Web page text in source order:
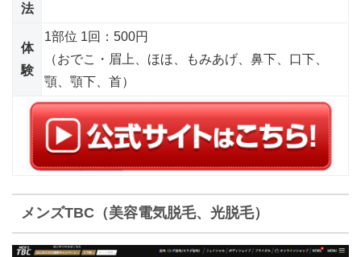
法
体
験
1部位 1回：500円
（おでこ・眉上、ほほ、もみあげ、鼻下、口下、
顎、顎下、首）
メンズTBC（美容電気脱毛、光脱毛）